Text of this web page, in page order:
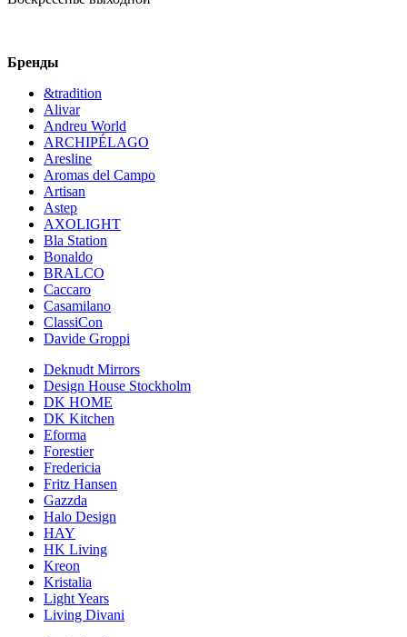
Бренды
&tradition
Alivar
Andreu World
ARCHIPÉLAGO
Aresline
Aromas del Campo
Artisan
Astep
AXOLIGHT
Bla Station
Bonaldo
BRALCO
Caccaro
Casamilano
ClassiCon
Davide Groppi
Deknudt Mirrors
Design House Stockholm
DK HOME
DK Kitchen
Eforma
Forestier
Fredericia
Fritz Hansen
Gazzda
Halo Design
HAY
HK Living
Kreon
Kristalia
Light Years
Living Divani